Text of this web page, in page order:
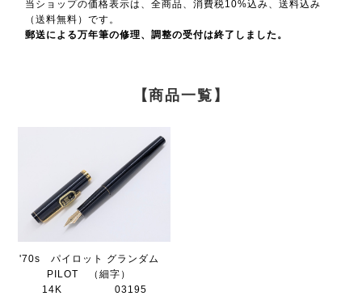
当ショップの価格表示は、全商品、消費税10%込み、送料込み
（送料無料）です。
郵送による万年筆の修理、調整の受付は終了しました。
【商品一覧】
'70s パイロット グランダム
PILOT （細字）
14K 03195